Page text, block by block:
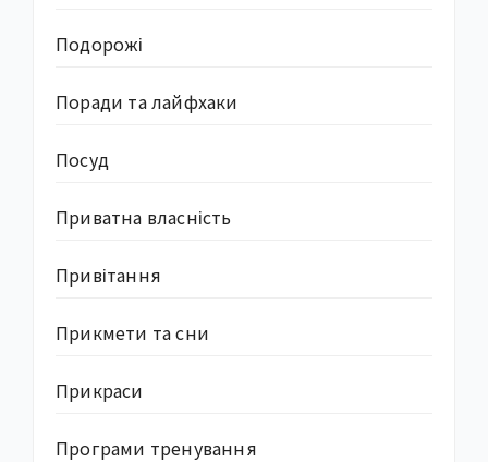
Подорожі
Поради та лайфхаки
Посуд
Приватна власність
Привітання
Прикмети та сни
Прикраси
Програми тренування